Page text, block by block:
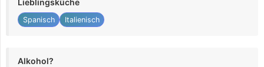
Spanisch Italienisch
Alkohol?